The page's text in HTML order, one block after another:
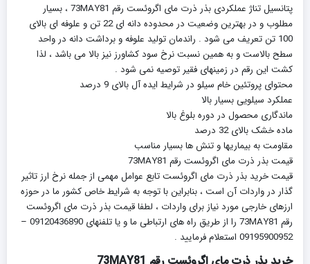
پتانسیل تناژ عملکردی بذر ذرت مای اگروئست رقم 73MAY81 ، بسیار
مطلوب و در بهترین وضعیت در محدوده دانه ای 22 تن و علوفه ای بالای
100 تن تعریف می شود . راندمان تولید علوفه و برداشت دانه در واحد
سطح بالاست و به همین نسبت نرخ سود کشاورز نیز بالا می باشد ، لذا
کشت این رقم در زمینهای فقیر توصیه نمی شود .
محتوای پروتئین خام سیلو در شرایط ایده آل بالای 9 درصد
عملکرد سیلویی بسیار بالا
ماندگاری محصول در دوره بلوغ بالا
ماده خشک بالای 32 درصد
مقاومت به بیماریها و تنش ها بسیار مناسب
قیمت بذر ذرت مای اگروئست رقم 73MAY81
قیمت خرید بذر ذرت مای اگروئست تابع عوامل مهمی از جمله نرخ ارز تاثیر
گذار در واردات آن است ، بنابراین با توجه به شرایط خاص کشور ما در حوزه
ارزهای خارجی مورد نیاز برای واردات ، لطفا قیمت بذر ذرت مای اگروئست
رقم 73MAY81 را از طریق راه های ارتباطی ما و یا تلفنهای 09120436890 –
09195900952 استعلام فرمایید .